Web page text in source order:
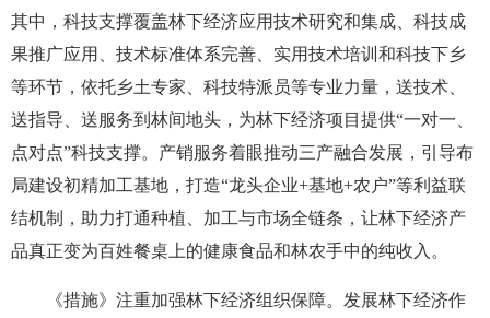
其中，科技支撑覆盖林下经济应用技术研究和集成、科技成
果推广应用、技术标准体系完善、实用技术培训和科技下乡
等环节，依托乡土专家、科技特派员等专业力量，送技术、
送指导、送服务到林间地头，为林下经济项目提供“一对一、
点对点”科技支撑。产销服务着眼推动三产融合发展，引导布
局建设初精加工基地，打造“龙头企业+基地+农户”等利益联
结机制，助力打通种植、加工与市场全链条，让林下经济产
品真正变为百姓餐桌上的健康食品和林农手中的纯收入。
《措施》注重加强林下经济组织保障。发展林下经济作